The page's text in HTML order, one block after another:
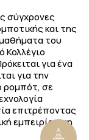
σύγχρονες
και της
του
Κολλέγιο
για ένα
για την
ρομπότ, σε
επιτρέποντας
εμπειρία στη